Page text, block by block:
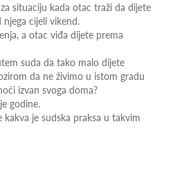
situaciju kada otac traži da dijete
cijeli vikend.
a otac viđa dijete prema
suda da tako malo dijete
da ne živimo u istom gradu
izvan svoga doma?
godine.
je sudska praksa u takvim